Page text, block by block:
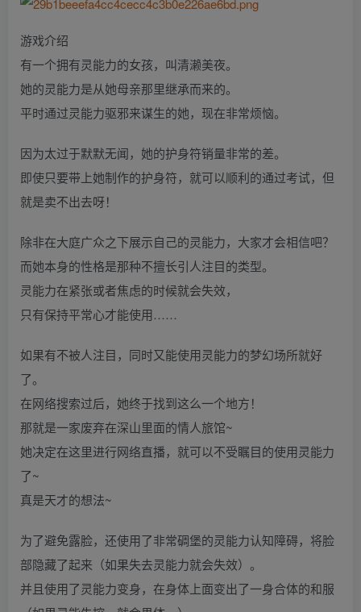
游戏介绍
有一个拥有灵能力的女孩，叫清濑美夜。
她的灵能力是从她母亲那里继承而来的。
平时通过灵能力驱邪来谋生的她，现在非常烦恼。
因为太过于默默无闻，她的护身符销量非常的差。
即使只要带上她制作的护身符，就可以顺利的通过考试，但
就是卖不出去呀！
除非在大庭广众之下展示自己的灵能力，大家才会相信吧？
而她本身的性格是那种不擅长引人注目的类型。
灵能力在紧张或者焦虑的时候就会失效，
只有保持平常心才能使用……
如果有不被人注目，同时又能使用灵能力的梦幻场所就好
了。
在网络搜索过后，她终于找到这么一个地方！
那就是一家废弃在深山里面的情人旅馆~
她决定在这里进行网络直播，就可以不受瞩目的使用灵能力
了~
真是天才的想法~
为了避免露脸，还使用了非常碉堡的灵能力认知障碍，将脸
部隐藏了起来（如果失去灵能力就会失效）。
并且使用了灵能力变身，在身体上面变出了一身合体的和服